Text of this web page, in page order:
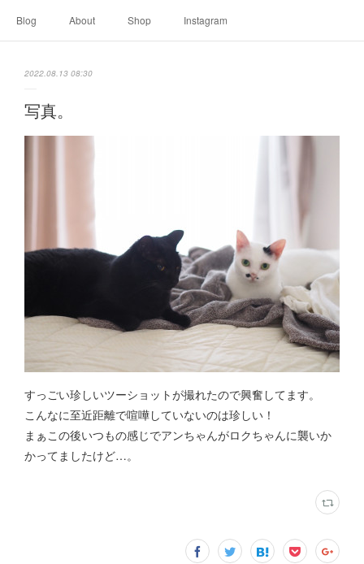
Blog About Shop Instagram
2022.08.13 08:30
写真。
すっごい珍しいツーショットが撮れたので興奮してます。
こんなに至近距離で喧嘩していないのは珍しい！
まぁこの後いつもの感じでアンちゃんがロクちゃんに襲いか
かってましたけど…。